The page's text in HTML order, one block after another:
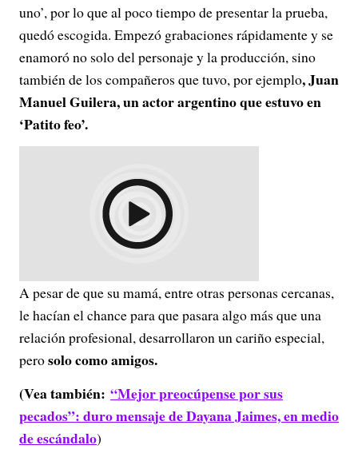
uno’, por lo que al poco tiempo de presentar la prueba,
quedó escogida. Empezó grabaciones rápidamente y se
enamoró no solo del personaje y la producción, sino
también de los compañeros que tuvo, por ejemplo, Juan
Manuel Guilera, un actor argentino que estuvo en
‘Patito feo’.
A pesar de que su mamá, entre otras personas cercanas,
le hacían el chance para que pasara algo más que una
relación profesional, desarrollaron un cariño especial,
perosolo como amigos.
(Vea también: “Mejor preocúpense por sus
pecados”: duro mensaje de Dayana Jaimes, en medio
de escándalo)